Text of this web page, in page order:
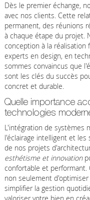
Dès le premier échange,
avec nos clients. Cette
permanent, des réunions
à chaque étape du projet.
conception à la réalisation
experts en design, en
sommes convaincus que
sont les clés du succès
concret et durable.
Quelle importance
technologies
L'intégration de systèmes
l'éclairage intelligent et
de nos projets
esthétisme et innovation
confortable et
non seulement
simplifier la gestion